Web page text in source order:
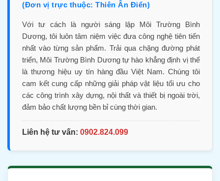
(Đơn vị trực thuộc: Thiên Ân Điển)
Với tư cách là người sáng lập Môi Trường Bình
Dương, tôi luôn tâm niệm việc đưa công nghệ tiên tiến
nhất vào từng sản phẩm. Trải qua chặng đường phát
triển, Môi Trường Bình Dương tự hào khẳng định vị thế
là thương hiệu uy tín hàng đầu Việt Nam. Chúng tôi
cam kết cung cấp những giải pháp vật liệu tối ưu cho
các công trình xây dựng, nội thất và thiết bị ngoài trời,
đảm bảo chất lượng bền bỉ cùng thời gian.
Liên hệ tư vấn: 0902.824.099